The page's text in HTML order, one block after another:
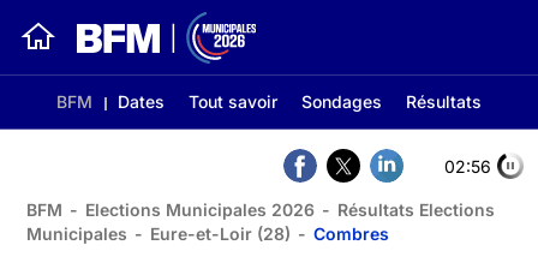
BFM Dates Tout savoir Sondages Résultats
02:56
BFM - Elections Municipales 2026 - Résultats Elections
Municipales - Eure-et-Loir (28) - Combres